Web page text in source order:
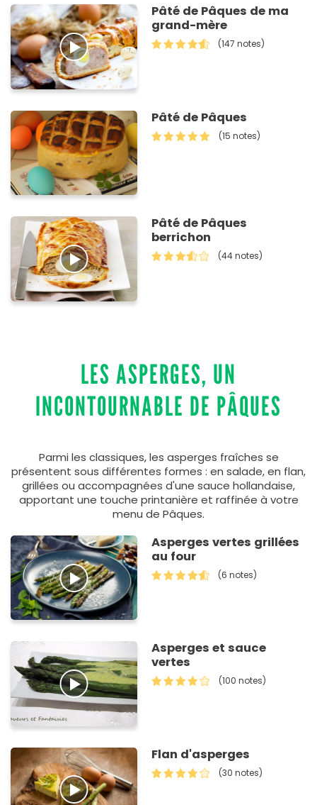
Pâté de Pâques de ma
grand-mère
(147 notes)
Pâté de Pâques
(15 notes)
Pâté de Pâques
berrichon
(44 notes)
LES ASPERGES, UN
INCONTOURNABLE DE PÂQUES
Parmi les classiques, les asperges fraîches se
présentent sous différentes formes : en salade, en flan,
grillées ou accompagnées d'une sauce hollandaise,
apportant une touche printanière et raffinée à votre
menu de Pâques.
Asperges vertes grillées
au four
(6 notes)
Asperges et sauce
vertes
(100 notes)
Flan d'asperges
(30 notes)